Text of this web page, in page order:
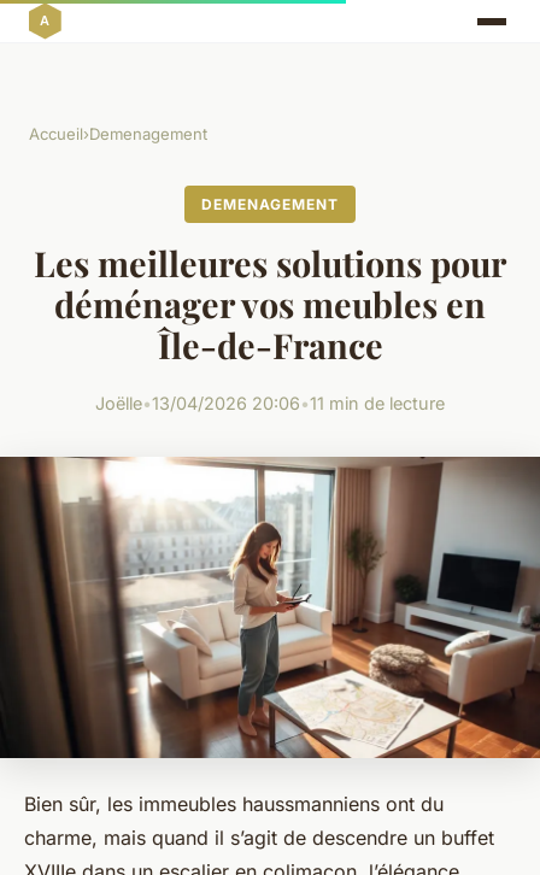
Accueil›Demenagement
DEMENAGEMENT
Les meilleures solutions pour
déménager vos meubles en
Île-de-France
Joëlle•13/04/2026 20:06•11 min de lecture
Bien sûr, les immeubles haussmanniens ont du
charme, mais quand il s’agit de descendre un buffet